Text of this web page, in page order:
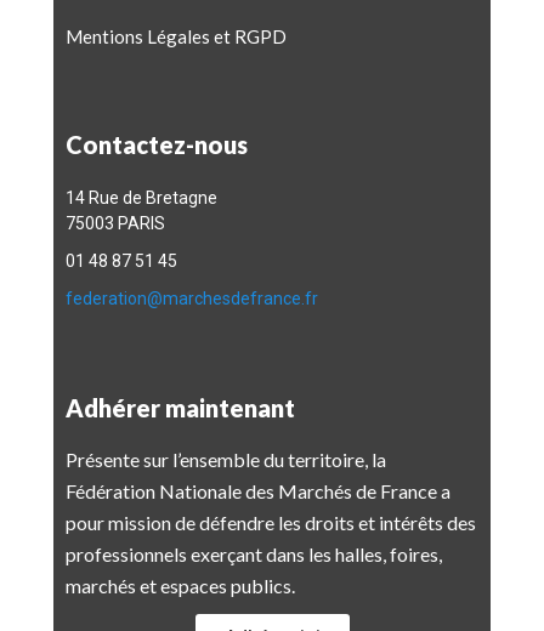
Mentions Légales et RGPD
Contactez-nous
14 Rue de Bretagne
75003 PARIS
01 48 87 51 45
federation@marchesdefrance.fr
Adhérer maintenant
Présente sur l’ensemble du territoire, la
Fédération Nationale des Marchés de France a
pour mission de défendre les droits et intérêts des
professionnels exerçant dans les halles, foires,
marchés et espaces publics.